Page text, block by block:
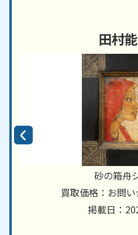
田村
砂の箱舟
買取価格：お問
掲載日：